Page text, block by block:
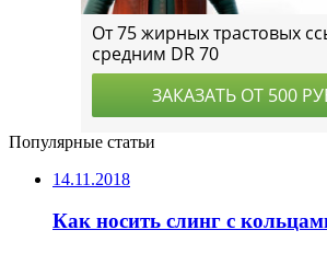
Популярные статьи
14.11.2018
Как носить слинг с